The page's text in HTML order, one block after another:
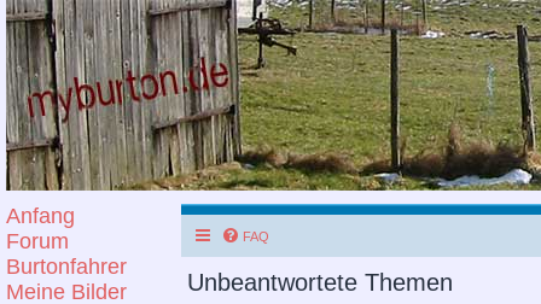
Anfang
Forum
Burtonfahrer
Meine Bilder
FAQ
Unbeantwortete Themen